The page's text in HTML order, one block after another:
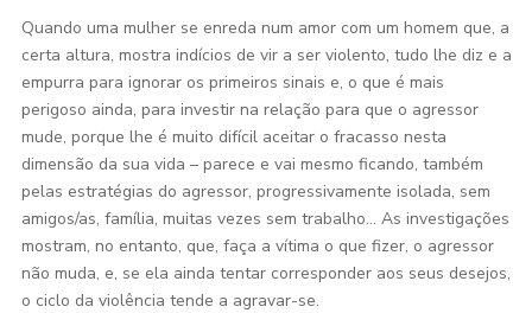
Quando uma mulher se enreda num amor com um homem que, a
certa altura, mostra indícios de vir a ser violento, tudo lhe diz e a
empurra para ignorar os primeiros sinais e, o que é mais
perigoso ainda, para investir na relação para que o agressor
mude, porque lhe é muito difícil aceitar o fracasso nesta
dimensão da sua vida – parece e vai mesmo ficando, também
pelas estratégias do agressor, progressivamente isolada, sem
amigos/as, família, muitas vezes sem trabalho… As investigações
mostram, no entanto, que, faça a vítima o que fizer, o agressor
não muda, e, se ela ainda tentar corresponder aos seus desejos,
o ciclo da violência tende a agravar-se.